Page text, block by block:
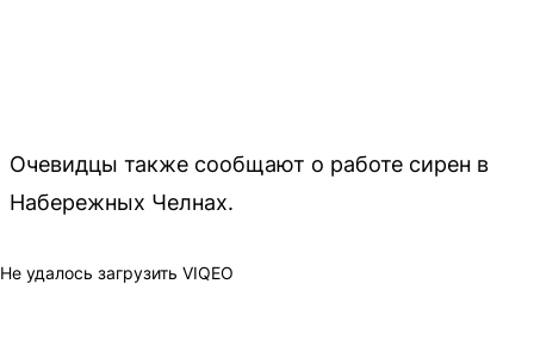
Очевидцы также сообщают о работе сирен в
Набережных Челнах.
Не удалось загрузить VIQEO